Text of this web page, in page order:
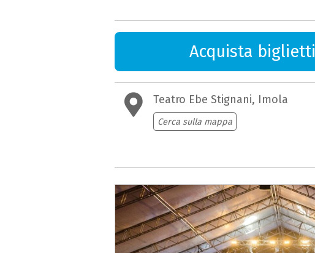
Acquista biglietti
Teatro Ebe Stignani, Imola
Cerca sulla mappa